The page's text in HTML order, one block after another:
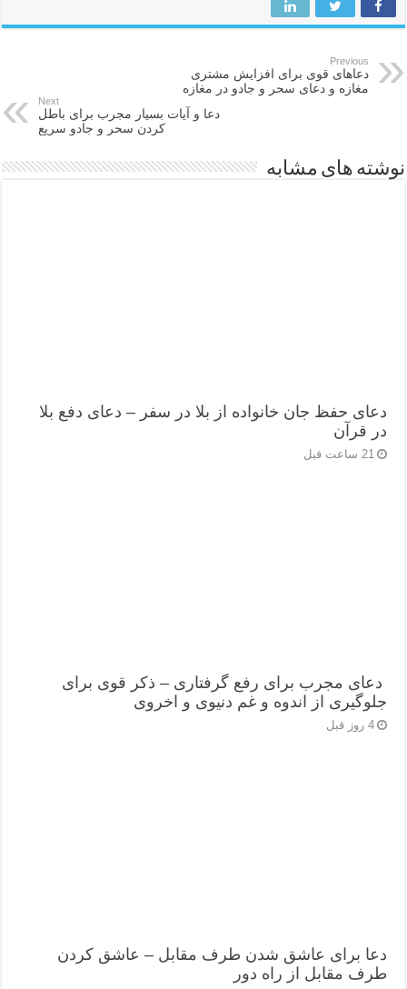
Previous
دعاهای قوی برای افزایش مشتری
مغازه و دعای سحر و جادو در مغازه
Next
دعا و آیات بسیار مجرب برای باطل
کردن سحر و جادو سریع
نوشته های مشابه
دعای حفظ جان خانواده از بلا در سفر – دعای دفع بلا
در قرآن
21 ساعت قبل
دعای مجرب برای رفع گرفتاری – ذکر قوی برای
جلوگیری از اندوه و غم دنیوی و اخروی
4 روز قبل
دعا برای عاشق شدن طرف مقابل – عاشق کردن
طرف مقابل از راه دور